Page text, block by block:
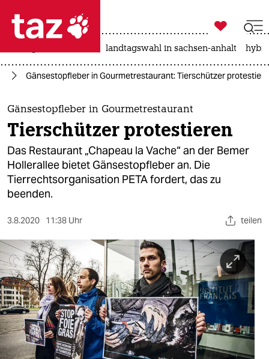
 taz zahl ich
taz zahl ich
themen
politik
öko
gesellschaft
kultur
sport
berlin
nord
wahrheit
verlag

taz zahl ich
landtagswahl in sachsen-anhalt
Gänsestopfleber in Gourmetrestaurant: Tierschützer
Gänsestopfleber in Gourmetrestaurant
Tierschützer protestieren
Das Restaurant „Chapeau la Vache“ an der Bemer
Hollerallee bietet Gänsestopfleber an. Die
Tierrechtsorganisation PETA fordert, das zu
beenden.
3.8.2020 11:38 Uhr teilen